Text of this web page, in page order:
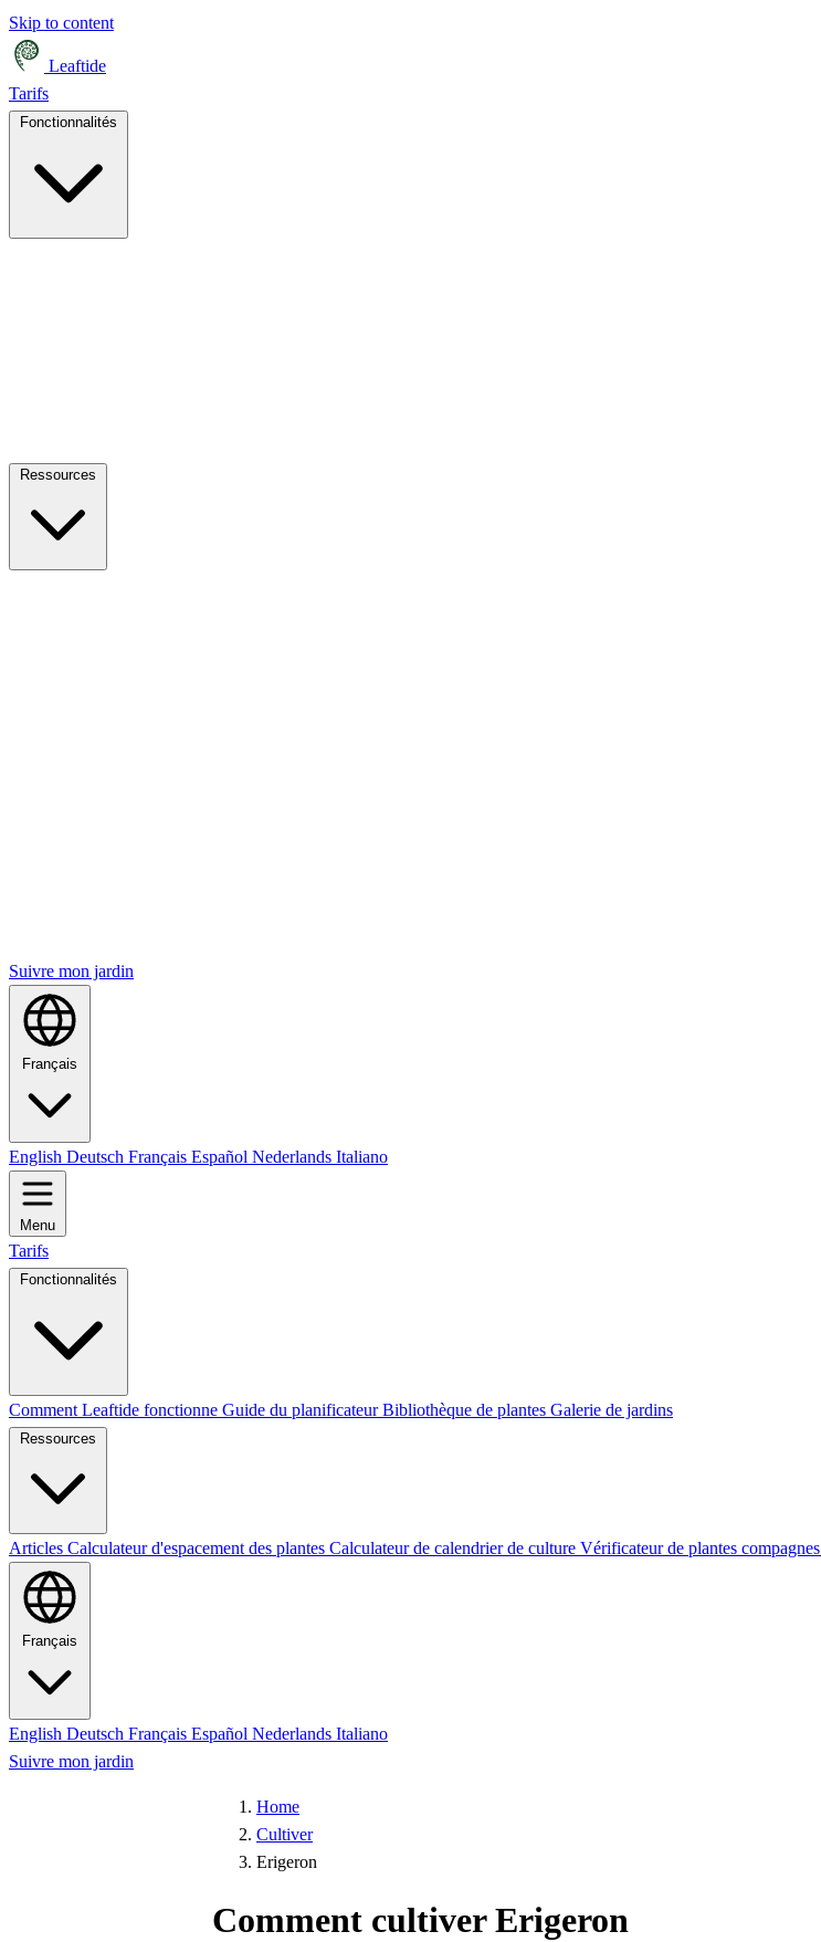
Skip to content
Leaftide
Tarifs
Suivre mon jardin
Français
English Deutsch Français Español Nederlands Italiano
Menu
Tarifs
Fonctionnalités
Comment Leaftide fonctionne Guide du planificateurBibliothèque de plantes Galerie de jardins
Ressources
Articles Calculateur d'espacement des plantes Calculateur de calendrier de culture Vérificateur de plantes compagnes
Français
English Deutsch Français Español Nederlands Italiano
Suivre mon jardin
Home
Cultiver
Erigeron
Comment cultiver Erigeron